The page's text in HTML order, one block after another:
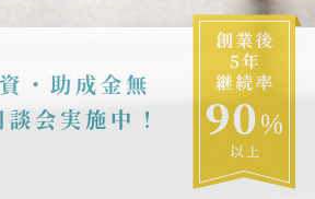
・助成金無
会実施中！